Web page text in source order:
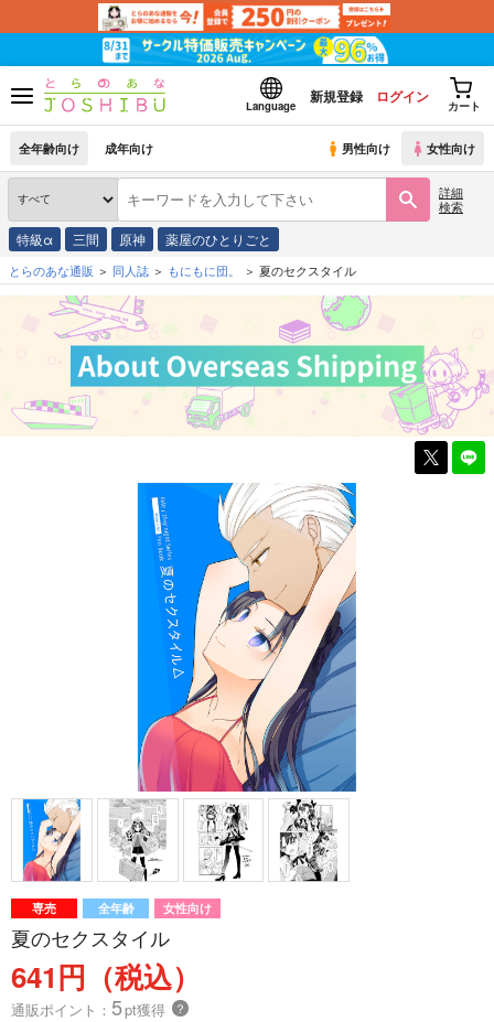
Language
新規登録 ログイン
カート
全年齢向け 成年向け 男性向け 女性向け
詳細
検索
特級α 三間 原神 薬屋のひとりごと
とらのあな通販 同人誌 もにもに団。 夏のセクスタイル
専売 全年齢 女性向け
夏のセクスタイル
641円（税込）
通販ポイント： 5pt獲得 ？